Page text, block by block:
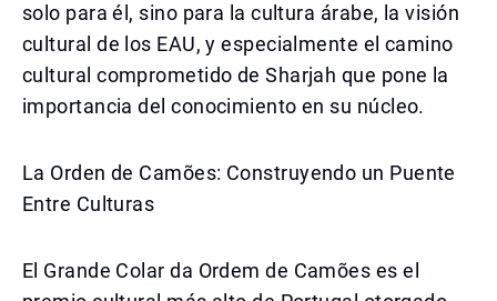
solo para él, sino para la cultura árabe, la visión
cultural de los EAU, y especialmente el camino
cultural comprometido de Sharjah que pone la
importancia del conocimiento en su núcleo.
La Orden de Camões: Construyendo un Puente
Entre Culturas
El Grande Colar da Ordem de Camões es el